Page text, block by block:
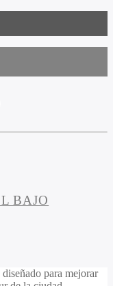
BAJO
para mejorar